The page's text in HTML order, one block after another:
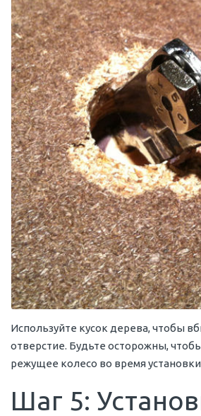
Используйте кусок дерева, чтобы
отверстие. Будьте осторожны,
режущее колесо во время
Шаг 5: